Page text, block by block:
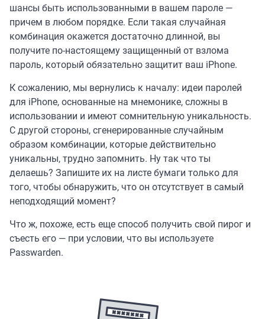
шансы быть использованными в вашем пароле —
причем в любом порядке. Если такая случайная
комбинация окажется достаточно длинной, вы
получите по-настоящему защищенный от взлома
пароль, который обязательно защитит ваш iPhone.
К сожалению, мы вернулись к началу: идеи паролей
для iPhone, основанные на мнемонике, сложны в
использовании и имеют сомнительную уникальность.
С другой стороны, сгенерированные случайным
образом комбинации, которые действительно
уникальны, трудно запомнить. Ну так что ты
делаешь? Запишите их на листе бумаги только для
того, чтобы обнаружить, что он отсутствует в самый
неподходящий момент?
Что ж, похоже, есть еще способ получить свой пирог и
съесть его — при условии, что вы используете
Passwarden.